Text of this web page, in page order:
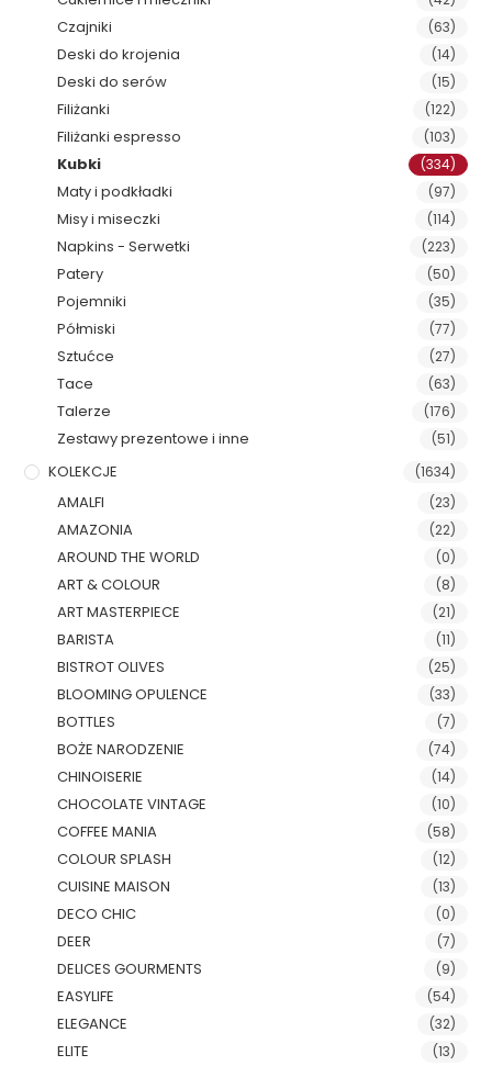
Czajniki (63)
Deski do krojenia (14)
Deski do serów (15)
Filiżanki (122)
Filiżanki espresso (103)
Kubki (334)
Maty i podkładki (97)
Misy i miseczki (114)
Napkins - Serwetki (223)
Patery (50)
Pojemniki (35)
Półmiski (77)
Sztućce (27)
Tace (63)
Talerze (176)
Zestawy prezentowe i inne (51)
KOLEKCJE (1634)
AMALFI (23)
AMAZONIA (22)
AROUND THE WORLD (0)
ART & COLOUR (8)
ART MASTERPIECE (21)
BARISTA (11)
BISTROT OLIVES (25)
BLOOMING OPULENCE (33)
BOTTLES (7)
BOŻE NARODZENIE (74)
CHINOISERIE (14)
CHOCOLATE VINTAGE (10)
COFFEE MANIA (58)
COLOUR SPLASH (12)
CUISINE MAISON (13)
DECO CHIC (0)
DEER (7)
DELICES GOURMENTS (9)
EASYLIFE (54)
ELEGANCE (32)
ELITE (13)